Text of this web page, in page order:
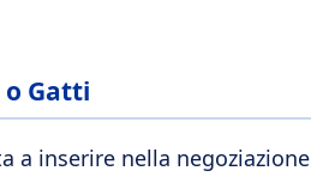
o Gatti
a inserire nella negoziazione